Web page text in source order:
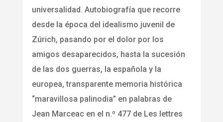
universalidad. Autobiografía que recorre
desde la época del idealismo juvenil de
Zúrich, pasando por el dolor por los
amigos desaparecidos, hasta la sucesión
de las dos guerras, la española y la
europea, transparente memoria histórica
“maravillosa palinodia” en palabras de
Jean Marceac en el n.º 477 de Les lettres